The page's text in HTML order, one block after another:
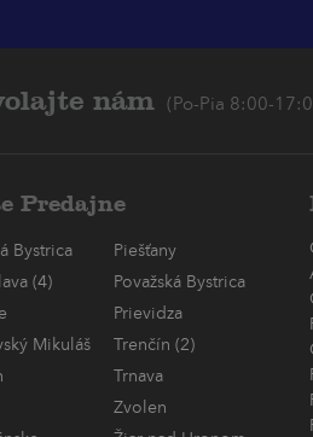
nám (Po-Pia 8:00-
Predajne
Bystrica
Piešťany
(4)
Považská Bystrica
Prievidza
Mikuláš
Trenčín (2)
Trnava
Zvolen